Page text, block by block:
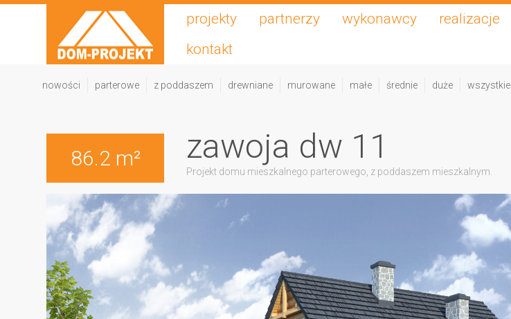
projekty partnerzy wykonawcy realizacje
kontakt
nowości parterowe z poddaszem drewniane murowane małe średnie duże wszystkie
86.2 m² zawoja dw 11
Projekt domu mieszkalnego parterowego, z poddaszem mieszkalnym.